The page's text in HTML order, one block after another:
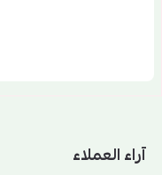
آراء العملاء